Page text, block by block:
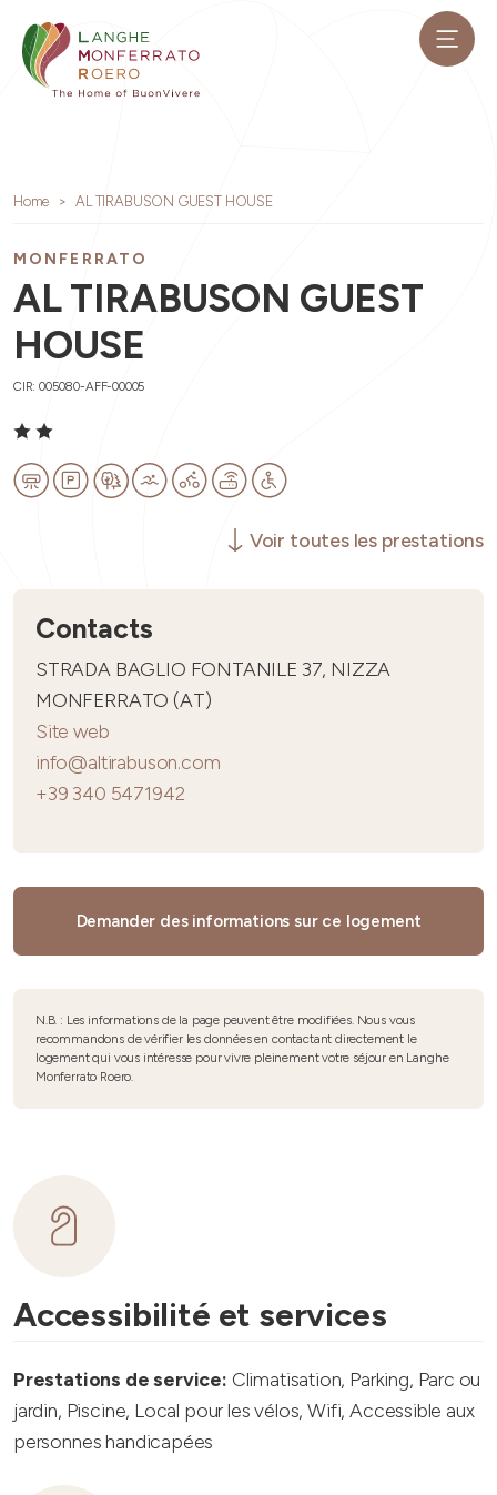
Home AL TIRABUSON GUEST HOUSE
MONFERRATO
AL TIRABUSON GUEST
HOUSE
CIR: 005080-AFF-00005
Voir toutes les prestations
Contacts
STRADA BAGLIO FONTANILE 37, NIZZA
MONFERRATO (AT)
Site web
info@altirabuson.com
+39 340 5471942
Demander des informations sur ce logement
N.B. : Les informations de la page peuvent être modifiées. Nous vous
recommandons de vérifier les données en contactant directement le
logement qui vous intéresse pour vivre pleinement votre séjour en Langhe
Monferrato Roero.
Accessibilité et services
Prestations de service: Climatisation, Parking, Parc ou
jardin, Piscine, Local pour les vélos, Wifi, Accessible aux
personnes handicapées